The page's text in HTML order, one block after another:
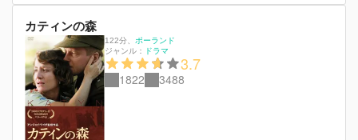
カティンの森
122分
ポーランド
ジャンル：
ドラマ
3.7
1822 3488